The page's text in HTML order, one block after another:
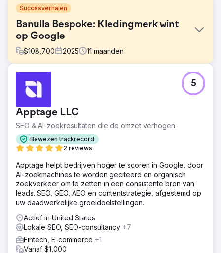
Succesverhalen
Banulla Bespoke: Kledingmerk wint
op Google
$108,700 2025 11 maanden
Banulla Bespoke had een online aanwezigheid nodig in
een markt waarvan de meeste klanten het bestaan niet
eens kenden. In concurrentie met grote retailers en
traditionele timmerlieden moesten ze kopers informeren
over de IKEA PAX-aanpassingsmogelijkheden,
vertrouwen winnen voor een grote investering in een
woning en lokaal goed scoren in zowel Chester als
Londen.
Oplossing
Apptage bouwde een website die kopers in elke fase
ondersteunt. Gedetailleerde servicepagina's, een visuele
projectgalerij en informatieve blogartikelen
beantwoorden veelgestelde vragen. Lokale SEO richtte
zich op Chester en Londen, met behulp van longtail-
zoekwoorden, gestructureerde data-markup en een
mobile-first design voor snel ladende galerijen en
boekingen op de website.
Apptage LLC
SEO & AI-zoekresultaten die de omzet verhogen.
Bewezen trackrecord
2 reviews
5
Apptage helpt bedrijven hoger te scoren in Google, door
AI-zoekmachines te worden geciteerd en organisch
zoekverkeer om te zetten in een consistente bron van
leads. SEO, GEO, AEO en contentstrategie, afgestemd op
uw daadwerkelijke groeidoelstellingen.
Actief in United States
Lokale SEO, SEO-consultancy +7
Fintech, E-commerce +1
Vanaf $1,000